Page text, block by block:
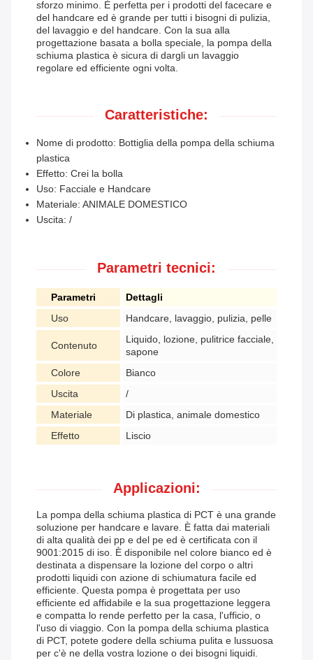
sforzo minimo. È perfetta per i prodotti del facecare e
del handcare ed è grande per tutti i bisogni di pulizia,
del lavaggio e del handcare. Con la sua alla
progettazione basata a bolla speciale, la pompa della
schiuma plastica è sicura di dargli un lavaggio
regolare ed efficiente ogni volta.
Caratteristiche:
Nome di prodotto: Bottiglia della pompa della schiuma
plastica
Effetto: Crei la bolla
Uso: Facciale e Handcare
Materiale: ANIMALE DOMESTICO
Uscita: /
Parametri tecnici:
Parametri
Dettagli
Uso
Handcare, lavaggio, pulizia, pelle
Contenuto
Liquido, lozione, pulitrice facciale,
sapone
Colore
Bianco
Uscita
/
Materiale
Di plastica, animale domestico
Effetto
Liscio
Applicazioni:
La pompa della schiuma plastica di PCT è una grande
soluzione per handcare e lavare. È fatta dai materiali
di alta qualità dei pp e del pe ed è certificata con il
9001:2015 di iso. È disponibile nel colore bianco ed è
destinata a dispensare la lozione del corpo o altri
prodotti liquidi con azione di schiumatura facile ed
efficiente. Questa pompa è progettata per uso
efficiente ed affidabile e la sua progettazione leggera
e compatta lo rende perfetto per la casa, l'ufficio, o
l'uso di viaggio. Con la pompa della schiuma plastica
di PCT, potete godere della schiuma pulita e lussuosa
per c'è ne della vostra lozione o dei bisogni liquidi.